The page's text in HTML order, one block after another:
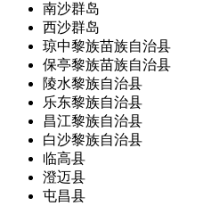
南沙群岛
西沙群岛
琼中黎族苗族自治县
保亭黎族苗族自治县
陵水黎族自治县
乐东黎族自治县
昌江黎族自治县
白沙黎族自治县
临高县
澄迈县
屯昌县